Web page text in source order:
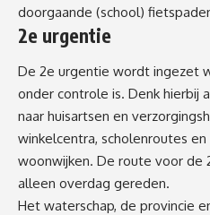
doorgaande (school)
2e urgentie
De 2e urgentie wordt ingezet
onder controle is. Denk hierbij
naar huisartsen en
winkelcentra, scholenroutes
woonwijken. De route voor de
alleen overdag gereden.
Het waterschap, de provincie